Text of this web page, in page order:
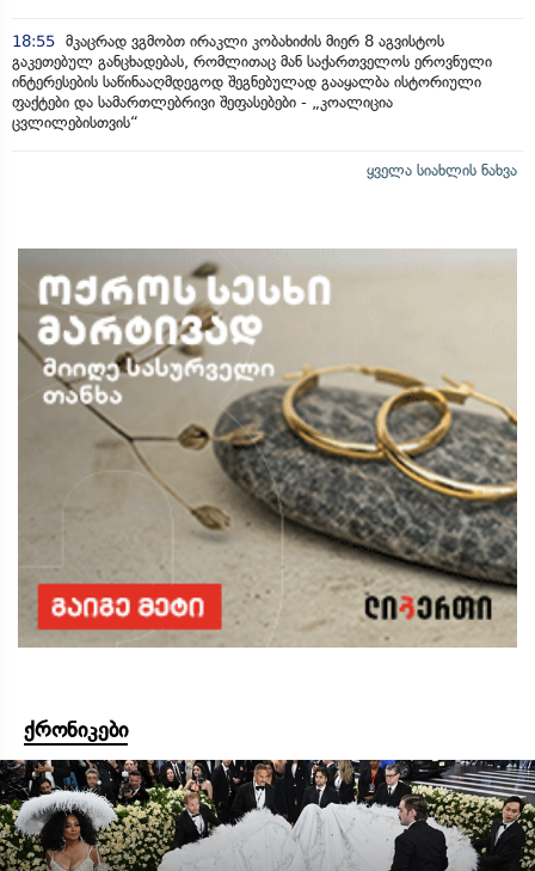
18:55 მკაცრად ვგმობთ ირაკლი კობახიძის მიერ 8 აგვისტოს
გაკეთებულ განცხადებას, რომლითაც მან საქართველოს ეროვნული
ინტერესების საწინააღმდეგოდ შეგნებულად გააყალბა ისტორიული
ფაქტები და სამართლებრივი შეფასებები - „კოალიცია
ცვლილებისთვის“
ყველა სიახლის ნახვა
ქრონიკები